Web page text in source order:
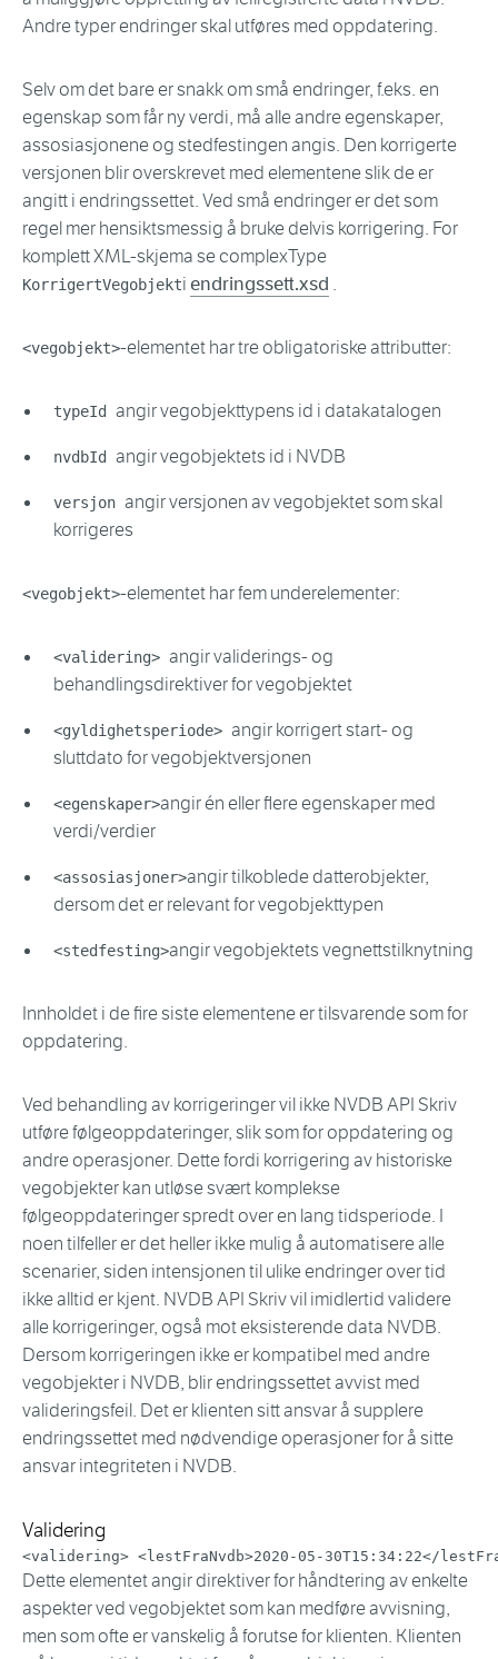
Andre typer endringer skal utføres med oppdatering.
Selv om det bare er snakk om små endringer, f.eks. en
egenskap som får ny verdi, må alle andre egenskaper,
assosiasjonene og stedfestingen angis. Den korrigerte
versjonen blir overskrevet med elementene slik de er
angitt i endringssettet. Ved små endringer er det som
regel mer hensiktsmessig å bruke delvis korrigering. For
komplett XML-skjema se complexType
KorrigertVegobjektiendringssett.xsd .
<vegobjekt>-elementet har tre obligatoriske attributter:
typeId angir vegobjekttypens id i datakatalogen
nvdbId angir vegobjektets id i NVDB
versjon angir versjonen av vegobjektet som skal
korrigeres
<vegobjekt>-elementet har fem underelementer:
<validering> angir validerings- og
behandlingsdirektiver for vegobjektet
<gyldighetsperiode> angir korrigert start- og
sluttdato for vegobjektversjonen
<egenskaper>angir én eller flere egenskaper med
verdi/verdier
<assosiasjoner>angir tilkoblede datterobjekter,
dersom det er relevant for vegobjekttypen
<stedfesting>angir vegobjektets vegnettstilknytning
Innholdet i de fire siste elementene er tilsvarende som for
oppdatering.
Ved behandling av korrigeringer vil ikke NVDB API Skriv
utføre følgeoppdateringer, slik som for oppdatering og
andre operasjoner. Dette fordi korrigering av historiske
vegobjekter kan utløse svært komplekse
følgeoppdateringer spredt over en lang tidsperiode. I
noen tilfeller er det heller ikke mulig å automatisere alle
scenarier, siden intensjonen til ulike endringer over tid
ikke alltid er kjent. NVDB API Skriv vil imidlertid validere
alle korrigeringer, også mot eksisterende data NVDB.
Dersom korrigeringen ikke er kompatibel med andre
vegobjekter i NVDB, blir endringssettet avvist med
valideringsfeil. Det er klienten sitt ansvar å supplere
endringssettet med nødvendige operasjoner for å sitte
ansvar integriteten i NVDB.
Validering
<validering> < lestFraNvdb>2020-05-30T15:34:22</
Dette elementet angir direktiver for håndtering av enkelte
aspekter ved vegobjektet som kan medføre avvisning,
men som ofte er vanskelig å forutse for klienten. Klienten